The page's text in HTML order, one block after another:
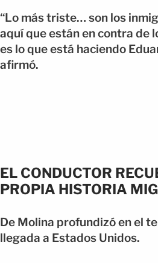
“Lo más triste… son los
aquí que están en contra de
es lo que está haciendo
afirmó.
EL CONDUCTOR
PROPIA HISTORIA
De Molina profundizó en el
llegada a Estados Unidos.